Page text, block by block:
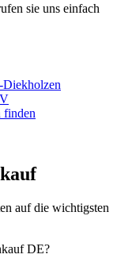
sie uns einfach
Diekholzen
finden
auf die wichtigsten
DE?